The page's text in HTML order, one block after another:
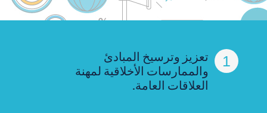
1
تعزيز وترسيخ المبادئ
والممارسات الأخلاقية لمهنة
العلاقات العامة.